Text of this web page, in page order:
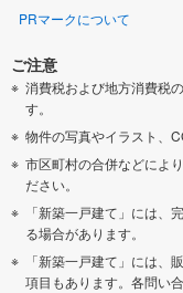
PRマークについて
ご注意
消費税および地方消費税
す。
物件の写真やイラスト、
市区町村の合併などによ
ださい。
「新築一戸建て」には、
る場合があります。
「新築一戸建て」には、
項目もあります。各問い